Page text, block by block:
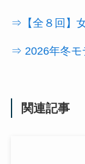
⇒【全８回】
⇒ 2026年冬モ
関連記事